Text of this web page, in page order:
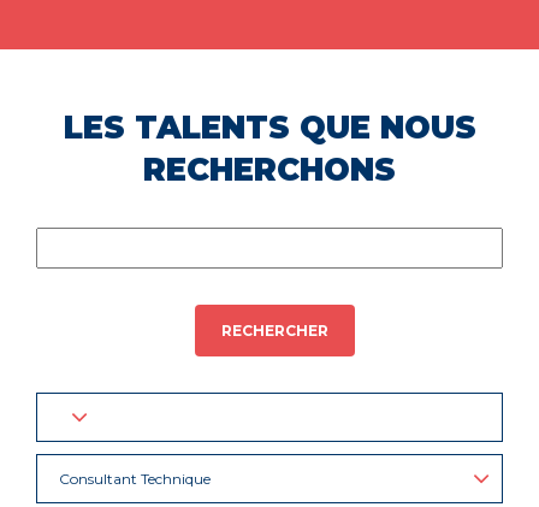
LES TALENTS QUE NOUS
RECHERCHONS
RECHERCHER
Consultant Technique